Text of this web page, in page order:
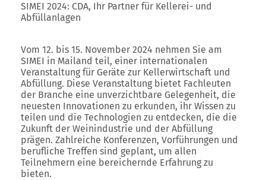
SIMEI 2024: CDA, Ihr Partner für Kellerei- und
Abfüllanlagen
Vom 12. bis 15. November 2024 nehmen Sie am
SIMEI in Mailand teil, einer internationalen
Veranstaltung für Geräte zur Kellerwirtschaft und
Abfüllung. Diese Veranstaltung bietet Fachleuten
der Branche eine unverzichtbare Gelegenheit, die
neuesten Innovationen zu erkunden, ihr Wissen zu
teilen und die Technologien zu entdecken, die die
Zukunft der Weinindustrie und der Abfüllung
prägen. Zahlreiche Konferenzen, Vorführungen und
berufliche Treffen sind geplant, um allen
Teilnehmern eine bereichernde Erfahrung zu
bieten.